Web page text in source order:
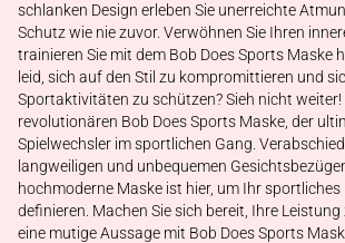
schlanken Design erleben Sie unerreichte
Schutz wie nie zuvor. Verwöhnen Sie Ihren
trainieren Sie mit dem Bob Does Sports Maske
leid, sich auf den Stil zu kompromittieren und
Sportaktivitäten zu schützen? Sieh nicht
revolutionären Bob Does Sports Maske, der
Spielwechsler im sportlichen Gang.
langweiligen und unbequemen
hochmoderne Maske ist hier, um Ihr sportliches
definieren. Machen Sie sich bereit, Ihre
eine mutige Aussage mit Bob Does Sports